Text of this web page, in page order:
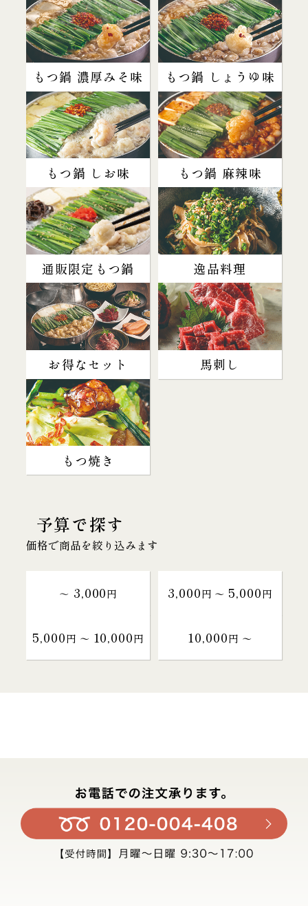
もつ鍋 濃厚みそ味 もつ鍋 しょうゆ味
もつ鍋 しお味 もつ鍋 麻辣味
通販限定もつ鍋 逸品料理
お得なセット 馬刺し
もつ焼き
予算で探す
価格で商品を絞り込みます
～ 3,000円 3,000円 〜 5,000円
5,000円 〜 10,000円 10,000円 〜